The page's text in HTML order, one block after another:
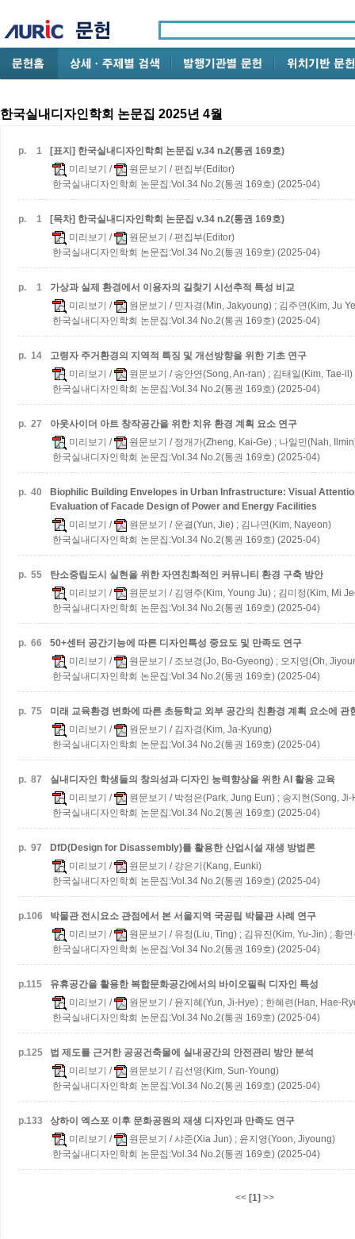
한국실내디자인학회 논문집 2025년 4월
p. 1
[표지] 한국실내디자인학회 논문집 v.34 n.2(통권 169호)
미리보기 / 원문보기 / 편집부(Editor)
한국실내디자인학회 논문집:Vol.34 No.2(통권 169호) (2025-04)
p. 1
[목차] 한국실내디자인학회 논문집 v.34 n.2(통권 169호)
미리보기 / 원문보기 / 편집부(Editor)
한국실내디자인학회 논문집:Vol.34 No.2(통권 169호) (2025-04)
p. 1
가상과 실제 환경에서 이용자의 길찾기 시선추적 특성 비교
미리보기 / 원문보기 / 민자경(Min, Jakyoung) ; 김주연(Kim, Ju
한국실내디자인학회 논문집:Vol.34 No.2(통권 169호) (2025-04)
p. 14
고령자 주거환경의 지역적 특징 및 개선방향을 위한 기초 연구
미리보기 / 원문보기 / 송안연(Song, An-ran) ; 김태일(Kim, Tae-il)
한국실내디자인학회 논문집:Vol.34 No.2(통권 169호) (2025-04)
p. 27
아웃사이더 아트 창작공간을 위한 치유 환경 계획 요소 연구
미리보기 / 원문보기 / 정개가(Zheng, Kai-Ge) ; 나일민(Nah,
한국실내디자인학회 논문집:Vol.34 No.2(통권 169호) (2025-04)
p. 40
Biophilic Building Envelopes in Urban Infrastructure: Visual
Evaluation of Facade Design of Power and Energy Facilities
미리보기 / 원문보기 / 운결(Yun, Jie) ; 김나연(Kim, Nayeon)
한국실내디자인학회 논문집:Vol.34 No.2(통권 169호) (2025-04)
p. 55
탄소중립도시 실현을 위한 자연친화적인 커뮤니티 환경 구축 방안
미리보기 / 원문보기 / 김영주(Kim, Young Ju) ; 김미정(Kim, Mi
한국실내디자인학회 논문집:Vol.34 No.2(통권 169호) (2025-04)
p. 66
50+센터 공간기능에 따른 디자인특성 중요도 및 만족도 연구
미리보기 / 원문보기 / 조보경(Jo, Bo-Gyeong) ; 오지영(Oh,
한국실내디자인학회 논문집:Vol.34 No.2(통권 169호) (2025-04)
p. 75
미래 교육환경 변화에 따른 초등학교 외부 공간의 친환경 계획 요소에 관
미리보기 / 원문보기 / 김자경(Kim, Ja-Kyung)
한국실내디자인학회 논문집:Vol.34 No.2(통권 169호) (2025-04)
p. 87
실내디자인 학생들의 창의성과 디자인 능력향상을 위한 AI 활용 교육
미리보기 / 원문보기 / 박정은(Park, Jung Eun) ; 송지현(Song, Ji-
한국실내디자인학회 논문집:Vol.34 No.2(통권 169호) (2025-04)
p. 97
DfD(Design for Disassembly)를 활용한 산업시설 재생 방법론
미리보기 / 원문보기 / 강은기(Kang, Eunki)
한국실내디자인학회 논문집:Vol.34 No.2(통권 169호) (2025-04)
p.106
박물관 전시요소 관점에서 본 서울지역 국공립 박물관 사례 연구
미리보기 / 원문보기 / 유정(Liu, Ting) ; 김유진(Kim, Yu-Jin) ; 황
한국실내디자인학회 논문집:Vol.34 No.2(통권 169호) (2025-04)
p.115
유휴공간을 활용한 복합문화공간에서의 바이오필릭 디자인 특성
미리보기 / 원문보기 / 윤지혜(Yun, Ji-Hye) ; 한혜련(Han, Hae-
한국실내디자인학회 논문집:Vol.34 No.2(통권 169호) (2025-04)
p.125
법 제도를 근거한 공공건축물에 실내공간의 안전관리 방안 분석
미리보기 / 원문보기 / 김선영(Kim, Sun-Young)
한국실내디자인학회 논문집:Vol.34 No.2(통권 169호) (2025-04)
p.133
상하이 엑스포 이후 문화공원의 재생 디자인과 만족도 연구
미리보기 / 원문보기 / 샤준(Xia Jun) ; 윤지영(Yoon, Jiyoung)
한국실내디자인학회 논문집:Vol.34 No.2(통권 169호) (2025-04)
<< [1] >>